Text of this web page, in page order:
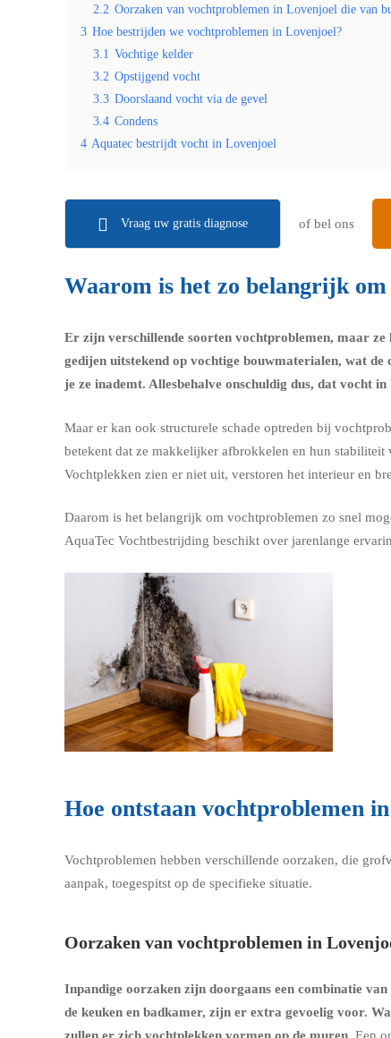
2.2 Oorzaken van vochtproblemen in Lovenjoel die van
3 Hoe bestrijden we vochtproblemen in Lovenjoel?
3.1 Vochtige kelder
3.2 Opstijgend vocht
3.3 Doorslaand vocht via de gevel
3.4 Condens
4 Aquatec bestrijdt vocht in Lovenjoel
Vraag uw gratis diagnose of bel ons
Waarom is het zo belangrijk
Er zijn verschillende soorten vochtproblemen, maar
gedijen uitstekend op vochtige bouwmaterialen, wat
je ze inademt. Allesbehalve onschuldig dus, dat vocht in
Maar er kan ook structurele schade optreden bij
betekent dat ze makkelijker afbrokkelen en hun
Vochtplekken zien er niet uit, verstoren het interieur en
Daarom is het belangrijk om vochtproblemen zo snel
AquaTec Vochtbestrijding beschikt over jarenlange
Hoe ontstaan vochtproblemen
Vochtproblemen hebben verschillende oorzaken, die
aanpak, toegespitst op de specifieke situatie.
Oorzaken van vochtproblemen in
Inpandige oorzaken zijn doorgaans een combinatie
de keuken en badkamer, zijn er extra gevoelig voor.
zullen er zich vochtplekken vormen op de muren. Een